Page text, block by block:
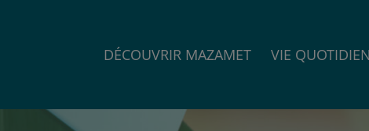
DÉCOUVRIR MAZAMET VIE